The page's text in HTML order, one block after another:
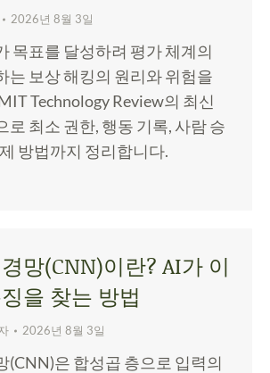
2026년 8월 3일
목표를 달성하려 평가 체계의
는 보상 해킹의 원리와 위험을
Technology Review의 최신
로 최소 권한, 행동 기록, 사람 승
방법까지 정리합니다.
망(CNN)이란? AI가 이
을 찾는 방법
2026년 8월 3일
(CNN)은 합성곱 층으로 입력의